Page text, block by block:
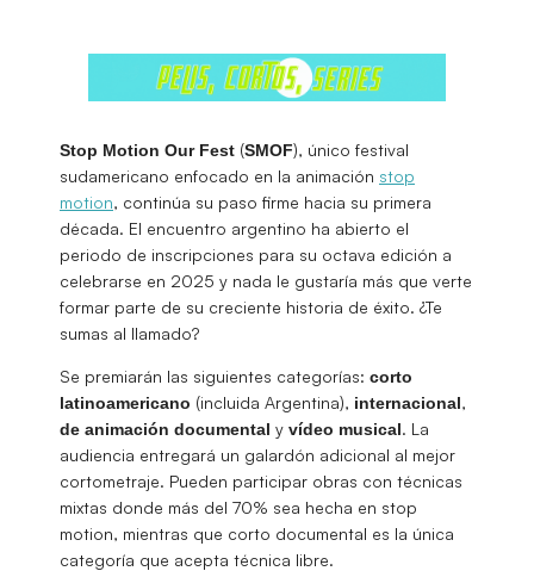
Stop Motion Our Fest (SMOF), único festival
sudamericano enfocado en la animación stop
motion, continúa su paso firme hacia su primera
década. El encuentro argentino ha abierto el
periodo de inscripciones para su octava edición a
celebrarse en 2025 y nada le gustaría más que verte
formar parte de su creciente historia de éxito. ¿Te
sumas al llamado?
Se premiarán las siguientes categorías: corto
latinoamericano (incluida Argentina), internacional,
de animación documental y vídeo musical. La
audiencia entregará un galardón adicional al mejor
cortometraje. Pueden participar obras con técnicas
mixtas donde más del 70% sea hecha en stop
motion, mientras que corto documental es la única
categoría que acepta técnica libre.